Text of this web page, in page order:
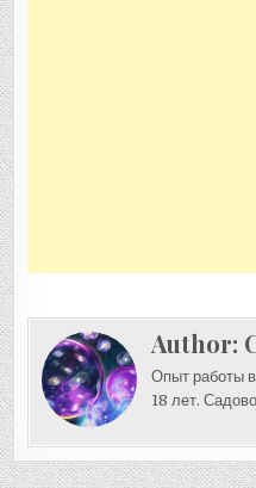
Author:
Опыт работы
18 лет.